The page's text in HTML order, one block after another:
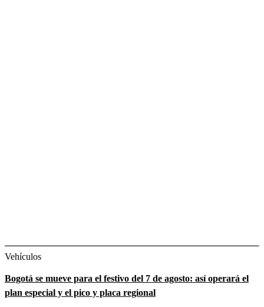
Vehículos
Bogotá se mueve para el festivo del 7 de agosto: así operará el
plan especial y el pico y placa regional